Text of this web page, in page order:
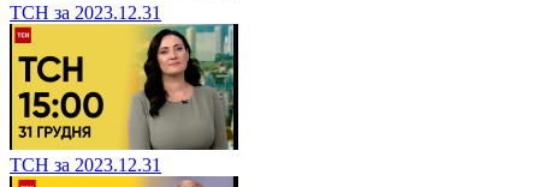
ТСН за 2023.12.31
ТСН за 2023.12.31